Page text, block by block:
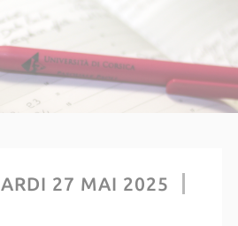
27 MAI 2025